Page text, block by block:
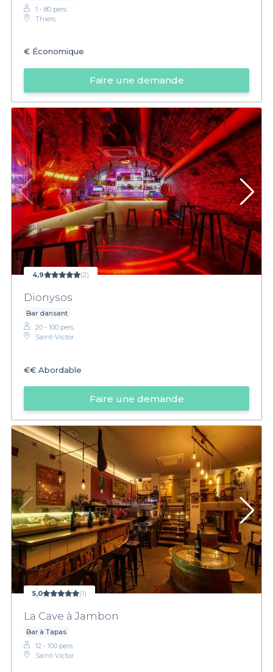
1 - 80 pers.
Thiers
€ Économique
Faire une demande
4,9 (2)
Dionysos
Bar dansant
20 - 100 pers.
Saint-Victor
€€ Abordable
Faire une demande
5,0 (1)
La Cave à Jambon
Bar à Tapas
12 - 100 pers.
Saint-Victor